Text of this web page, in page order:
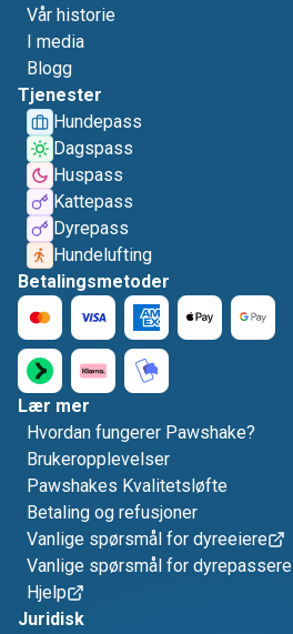
Vår historie
I media
Blogg
Tjenester
Hundepass
Dagspass
Huspass
Kattepass
Dyrepass
Hundelufting
Betalingsmetoder
Lær mer
Hvordan fungerer Pawshake?
Brukeropplevelser
Pawshakes Kvalitetsløfte
Betaling og refusjoner
Vanlige spørsmål for dyreeiere
Vanlige spørsmål for dyrepassere
Hjelp
Juridisk